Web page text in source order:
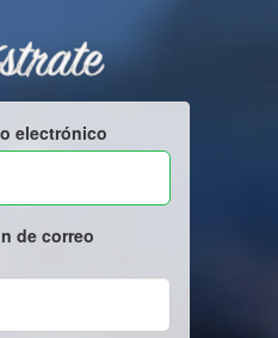
electrónico
de correo